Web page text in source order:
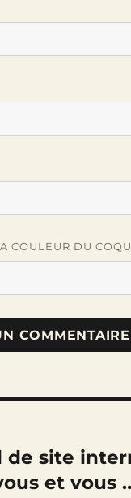
COULEUR DU
de site
et vous